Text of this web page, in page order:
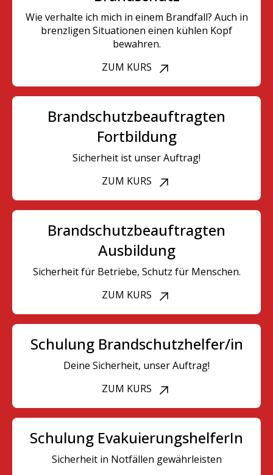
Wie verhalte ich mich in einem Brandfall? Auch in
brenzligen Situationen einen kühlen Kopf
bewahren.
ZUM KURS
Brandschutzbeauftragten
Fortbildung
Sicherheit ist unser Auftrag!
ZUM KURS
Brandschutzbeauftragten
Ausbildung
Sicherheit für Betriebe, Schutz für Menschen.
ZUM KURS
Schulung Brandschutzhelfer/in
Deine Sicherheit, unser Auftrag!
ZUM KURS
Schulung EvakuierungshelferIn
Sicherheit in Notfällen gewährleisten